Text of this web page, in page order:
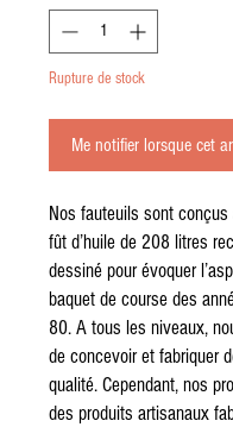
Rupture de stock
Me notifier lorsque cet
Nos fauteuils sont conçus
fût d’huile de 208 litres
dessiné pour évoquer
baquet de course des
80. A tous les niveaux,
de concevoir et fabriquer
qualité. Cependant, nos
des produits artisanaux